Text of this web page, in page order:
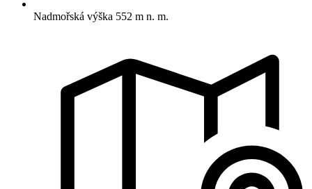
Nadmořská výška 552 m n. m.